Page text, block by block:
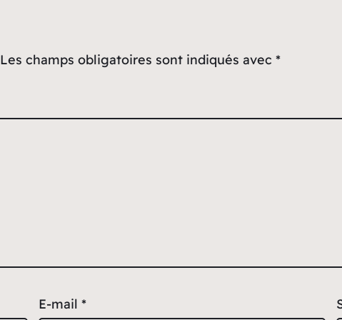
Les champs obligatoires sont indiqués avec *
E-mail *